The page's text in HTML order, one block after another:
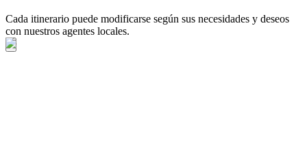
Cada itinerario puede modificarse según sus necesidades y deseos
con nuestros agentes locales.